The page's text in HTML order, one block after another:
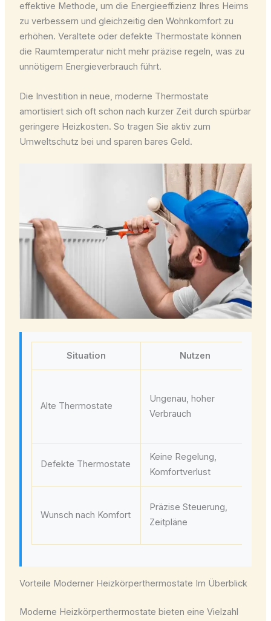
effektive Methode, um die Energieeffizienz Ihres Heims
zu verbessern und gleichzeitig den Wohnkomfort zu
erhöhen. Veraltete oder defekte Thermostate können
die Raumtemperatur nicht mehr präzise regeln, was zu
unnötigem Energieverbrauch führt.
Die Investition in neue, moderne Thermostate
amortisiert sich oft schon nach kurzer Zeit durch spürbar
geringere Heizkosten. So tragen Sie aktiv zum
Umweltschutz bei und sparen bares Geld.
Situation Nutzen
Alte Thermostate
Ungenau, hoher
Verbrauch
Defekte Thermostate
Keine Regelung,
Komfortverlust
Wunsch nach Komfort
Präzise Steuerung,
Zeitpläne
Vorteile Moderner Heizkörperthermostate Im Überblick
Moderne Heizkörperthermostate bieten eine Vielzahl